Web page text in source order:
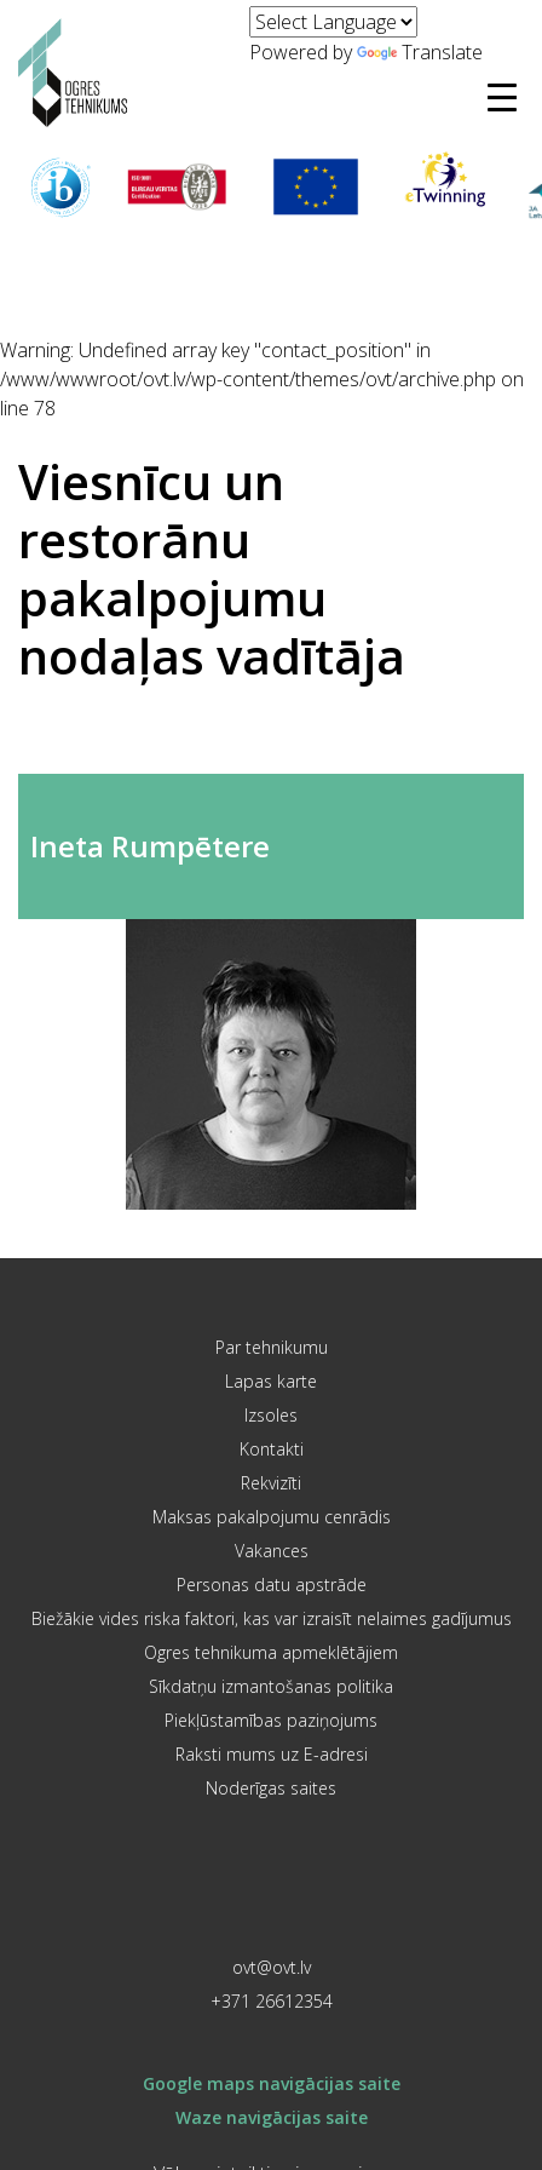
Powered by Translate
Warning: Undefined array key "contact_position" in
/www/wwwroot/ovt.lv/wp-content/themes/ovt/archive.php on
line 78
Viesnīcu un
restorānu
pakalpojumu
nodaļas vadītāja
Ineta Rumpētere
Par tehnikumu
Lapas karte
Izsoles
Kontakti
Rekvizīti
Maksas pakalpojumu cenrādis
Vakances
Personas datu apstrāde
Biežākie vides riska faktori, kas var izraisīt nelaimes gadījumus
Ogres tehnikuma apmeklētājiem
Sīkdatņu izmantošanas politika
Piekļūstamības paziņojums
Raksti mums uz E-adresi
Noderīgas saites
ovt@ovt.lv
+371 26612354
Google maps navigācijas saite
Waze navigācijas saite